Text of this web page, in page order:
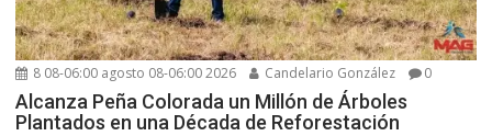
8 08-06:00 agosto 08-06:00 2026 Candelario González 0
Alcanza Peña Colorada un Millón de Árboles
Plantados en una Década de Reforestación